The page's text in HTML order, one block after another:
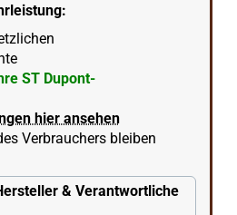
ST Dupont-
hier ansehen
Verbrauchers bleiben
& Verantwortliche